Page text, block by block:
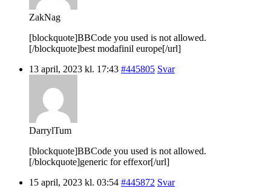
ZakNag
[blockquote]BBCode you used is not allowed.
[/blockquote]best modafinil europe[/url]
13 april, 2023 kl. 17:43 #445805 Svar
DarrylTum
[blockquote]BBCode you used is not allowed.
[/blockquote]generic for effexor[/url]
15 april, 2023 kl. 03:54 #445872 Svar